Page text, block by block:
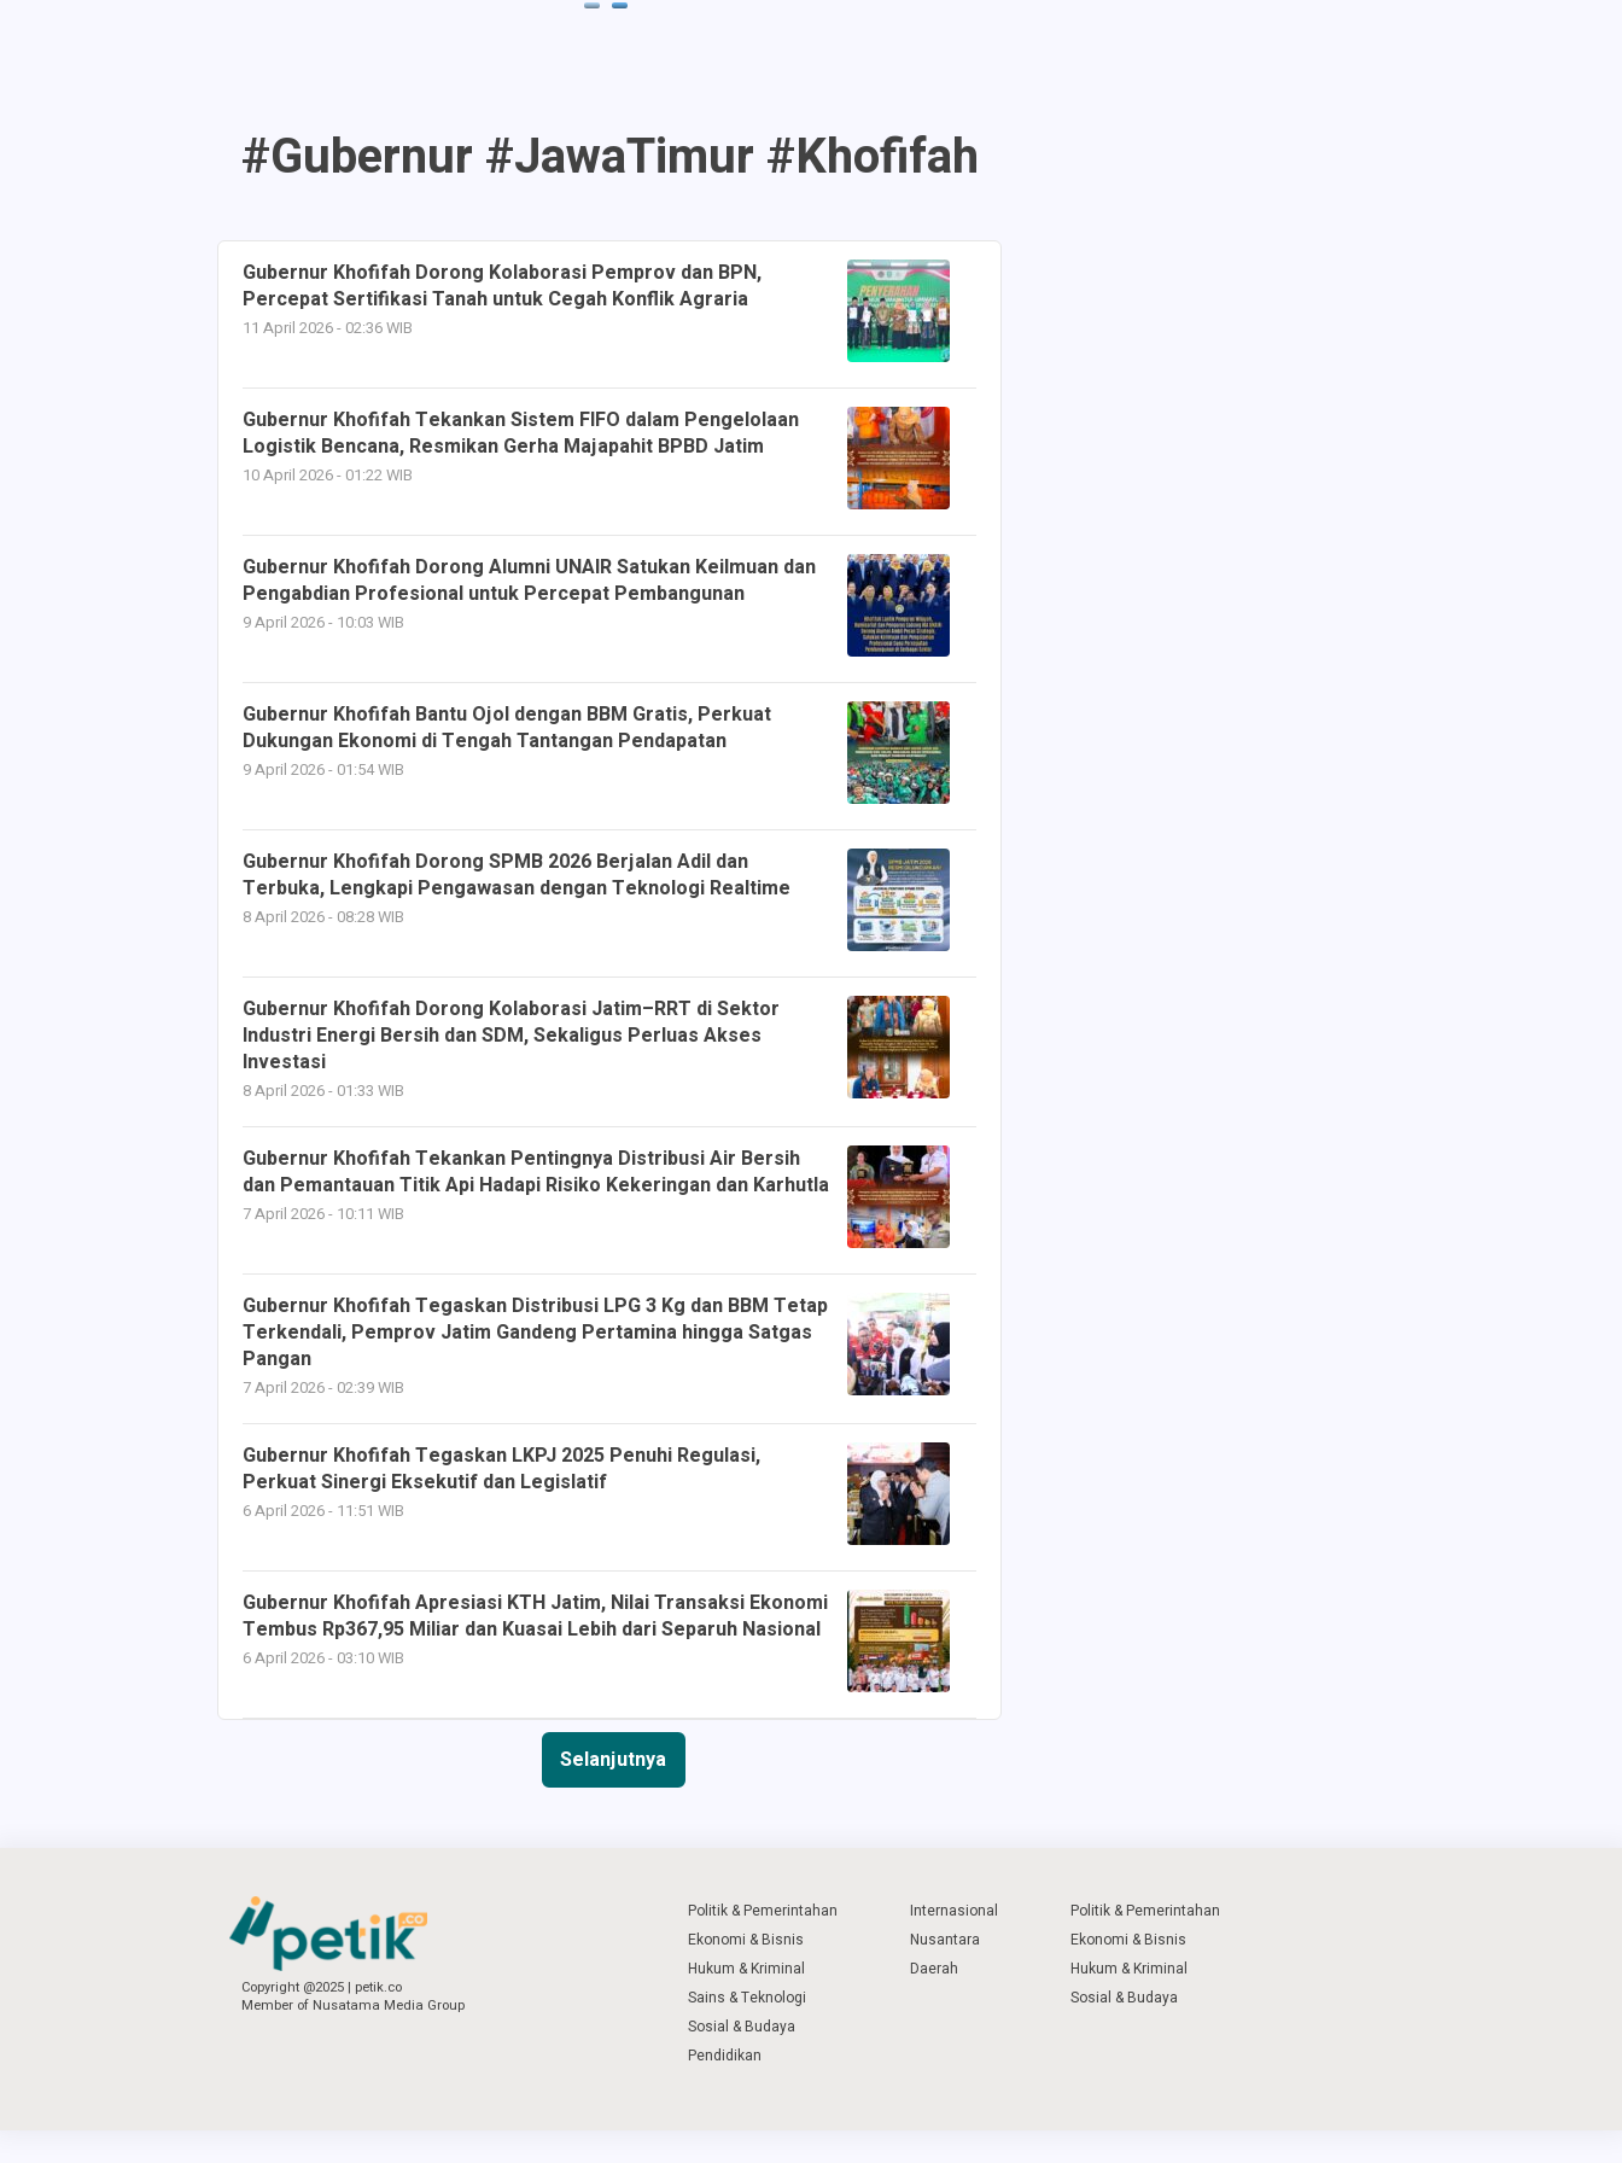
#Gubernur #JawaTimur #Khofifah
Gubernur Khofifah Dorong Kolaborasi Pemprov dan BPN,
Percepat Sertifikasi Tanah untuk Cegah Konflik Agraria
11 April 2026 - 02:36 WIB
Gubernur Khofifah Tekankan Sistem FIFO dalam Pengelolaan
Logistik Bencana, Resmikan Gerha Majapahit BPBD Jatim
10 April 2026 - 01:22 WIB
Gubernur Khofifah Dorong Alumni UNAIR Satukan Keilmuan dan
Pengabdian Profesional untuk Percepat Pembangunan
9 April 2026 - 10:03 WIB
Gubernur Khofifah Bantu Ojol dengan BBM Gratis, Perkuat
Dukungan Ekonomi di Tengah Tantangan Pendapatan
9 April 2026 - 01:54 WIB
Gubernur Khofifah Dorong SPMB 2026 Berjalan Adil dan
Terbuka, Lengkapi Pengawasan dengan Teknologi Realtime
8 April 2026 - 08:28 WIB
Gubernur Khofifah Dorong Kolaborasi Jatim–RRT di Sektor
Industri Energi Bersih dan SDM, Sekaligus Perluas Akses
Investasi
8 April 2026 - 01:33 WIB
Gubernur Khofifah Tekankan Pentingnya Distribusi Air Bersih
dan Pemantauan Titik Api Hadapi Risiko Kekeringan dan Karhutla
7 April 2026 - 10:11 WIB
Gubernur Khofifah Tegaskan Distribusi LPG 3 Kg dan BBM Tetap
Terkendali, Pemprov Jatim Gandeng Pertamina hingga Satgas
Pangan
7 April 2026 - 02:39 WIB
Gubernur Khofifah Tegaskan LKPJ 2025 Penuhi Regulasi,
Perkuat Sinergi Eksekutif dan Legislatif
6 April 2026 - 11:51 WIB
Gubernur Khofifah Apresiasi KTH Jatim, Nilai Transaksi Ekonomi
Tembus Rp367,95 Miliar dan Kuasai Lebih dari Separuh Nasional
6 April 2026 - 03:10 WIB
Selanjutnya
Copyright @2025 | petik.co
Member of Nusatama Media Group
Politik & Pemerintahan
Ekonomi & Bisnis
Hukum & Kriminal
Sains & Teknologi
Sosial & Budaya
Pendidikan
Internasional
Nusantara
Daerah
Politik & Pemerintahan
Ekonomi & Bisnis
Hukum & Kriminal
Sosial & Budaya